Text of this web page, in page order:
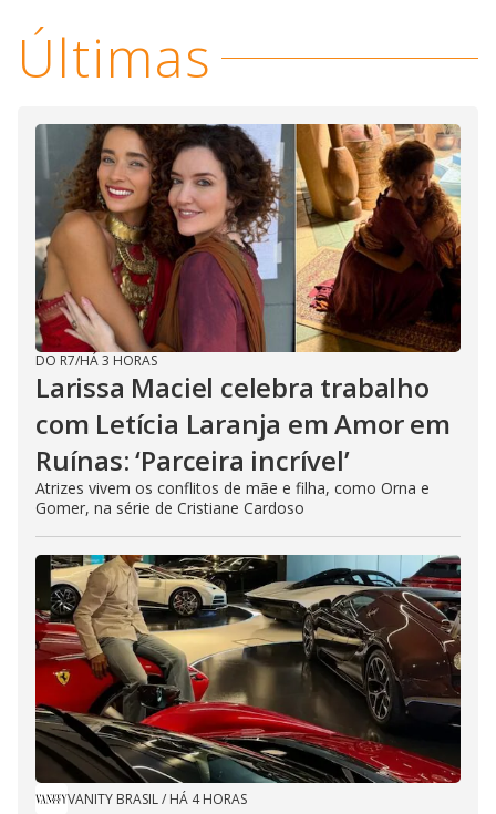
Últimas
DO R7/HÁ 3 HORAS
Larissa Maciel celebra trabalho
com Letícia Laranja em Amor em
Ruínas: ‘Parceira incrível’
Atrizes vivem os conflitos de mãe e filha, como Orna e
Gomer, na série de Cristiane Cardoso
VANITY BRASIL/ HÁ 4 HORAS